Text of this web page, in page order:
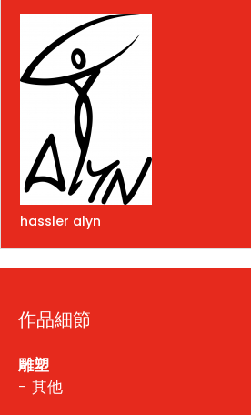
hassler alyn
作品細節
雕塑
- 其他